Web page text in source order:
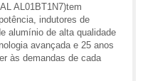
AL01BT1N7)tem
indutores de
alumínio de alta qualidade
avançada e 25 anos
às demandas de cada